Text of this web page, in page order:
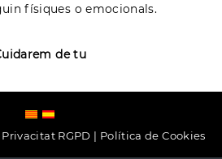
físiques o emocionals.
de tu
RGPD | Política de Cookies